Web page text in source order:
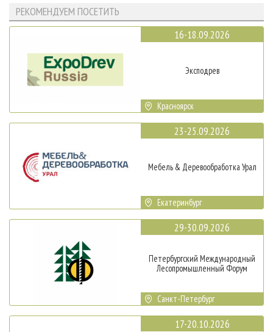
РЕКОМЕНДУЕМ ПОСЕТИТЬ
16-18.09.2026
Эксподрев
Красноярск
23-25.09.2026
Мебель & Деревообработка Урал
Екатеринбург
29-30.09.2026
Петербургский Международный
Лесопромышленный Форум
Санкт-Петербург
17-20.10.2026